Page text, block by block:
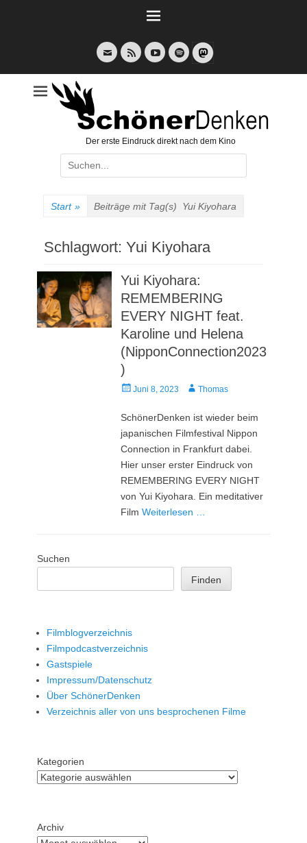
E-
Mail
Feed YouTubeSpotify
Der erste Eindruck direkt nach dem Kino
Suche
nach:
Start » Beiträge mit Tag(s) Yui Kiyohara
Schlagwort: Yui Kiyohara
Yui Kiyohara:
REMEMBERING
EVERY NIGHT feat.
Karoline und Helena
(NipponConnection2023
)
Veröffentlicht
Juni 8, 2023 AutorThomas
SchönerDenken ist wieder beim
japanischen Filmfestival Nippon
Connection in Frankfurt dabei.
Hier unser erster Eindruck von
REMEMBERING EVERY NIGHT
von Yui Kiyohara. Ein meditativer
FilmWeiterlesen …
Suchen
Finden
Filmblogverzeichnis
Filmpodcastverzeichnis
Gastspiele
Impressum/Datenschutz
Über SchönerDenken
Verzeichnis aller von uns besprochenen Filme
Kategorien
Archiv